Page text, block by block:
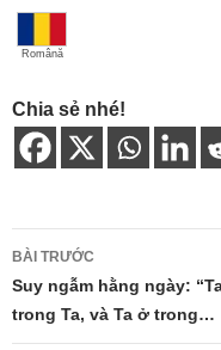
Română
Chia sẻ nhé!
Điều
hướng
bài
BÀI TRƯỚC
Suy ngẫm hằng ngày:
trong Ta, và Ta ở trong…